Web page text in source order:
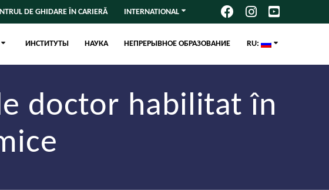
DE GHIDARE ÎN CARIERĂ INTERNATIONAL
ИНСТИТУТЫ НАУКА НЕПРЕРЫВНОЕ ОБРАЗОВАНИЕ RU:
doctor habilitat în